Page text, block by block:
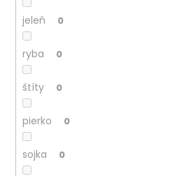
jeleň 0
ryba 0
štíty 0
pierko 0
sojka 0